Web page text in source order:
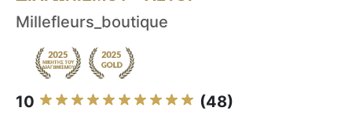
Millefleurs_boutique
10 (48)